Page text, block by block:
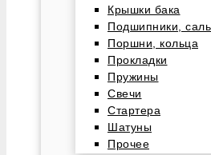
Крышки бака
Подшипники,
Поршни, кольца
Прокладки
Пружины
Свечи
Стартера
Шатуны
Прочее